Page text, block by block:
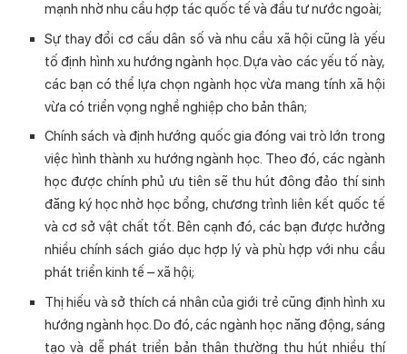
mạnh nhờ nhu cầu hợp tác quốc tế và đầu tư nước ngoài;
Sự thay đổi cơ cấu dân số và nhu cầu xã hội cũng là yếu
tố định hình xu hướng ngành học. Dựa vào các yếu tố này,
các bạn có thể lựa chọn ngành học vừa mang tính xã hội
vừa có triển vọng nghề nghiệp cho bản thân;
Chính sách và định hướng quốc gia đóng vai trò lớn trong
việc hình thành xu hướng ngành học. Theo đó, các ngành
học được chính phủ ưu tiên sẽ thu hút đông đảo thí sinh
đăng ký học nhờ học bổng, chương trình liên kết quốc tế
và cơ sở vật chất tốt. Bên cạnh đó, các bạn được hưởng
nhiều chính sách giáo dục hợp lý và phù hợp với nhu cầu
phát triển kinh tế – xã hội;
Thị hiếu và sở thích cá nhân của giới trẻ cũng định hình xu
hướng ngành học. Do đó, các ngành học năng động, sáng
tạo và dễ phát triển bản thân thường thu hút nhiều thí